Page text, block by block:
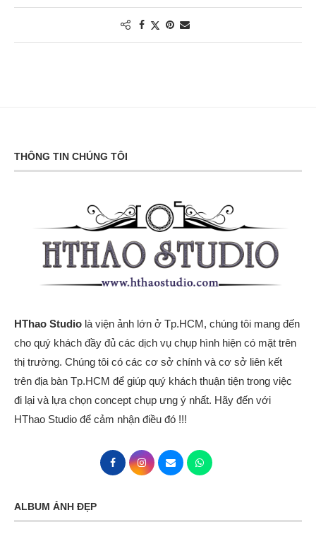
THÔNG TIN CHÚNG TÔI
HThao Studio là viện ảnh lớn ở Tp.HCM, chúng tôi mang đến
cho quý khách đầy đủ các dịch vụ chụp hình hiện có mặt trên
thị trường. Chúng tôi có các cơ sở chính và cơ sở liên kết
trên địa bàn Tp.HCM để giúp quý khách thuận tiện trong việc
đi lại và lựa chọn concept chụp ưng ý nhất. Hãy đến với
HThao Studio để cảm nhận điều đó !!!
ALBUM ẢNH ĐẸP